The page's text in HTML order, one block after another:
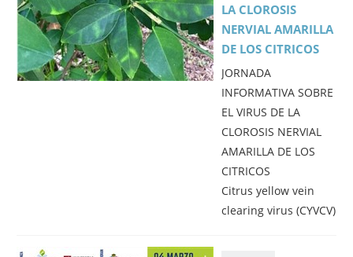
LA CLOROSIS
NERVIAL AMARILLA
DE LOS CITRICOS
JORNADA
INFORMATIVA SOBRE
EL VIRUS DE LA
CLOROSIS NERVIAL
AMARILLA DE LOS
CITRICOS
Citrus yellow vein
clearing virus (CYVCV)